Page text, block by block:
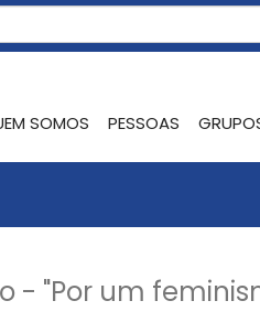
SOMOS PESSOAS
- "Por um